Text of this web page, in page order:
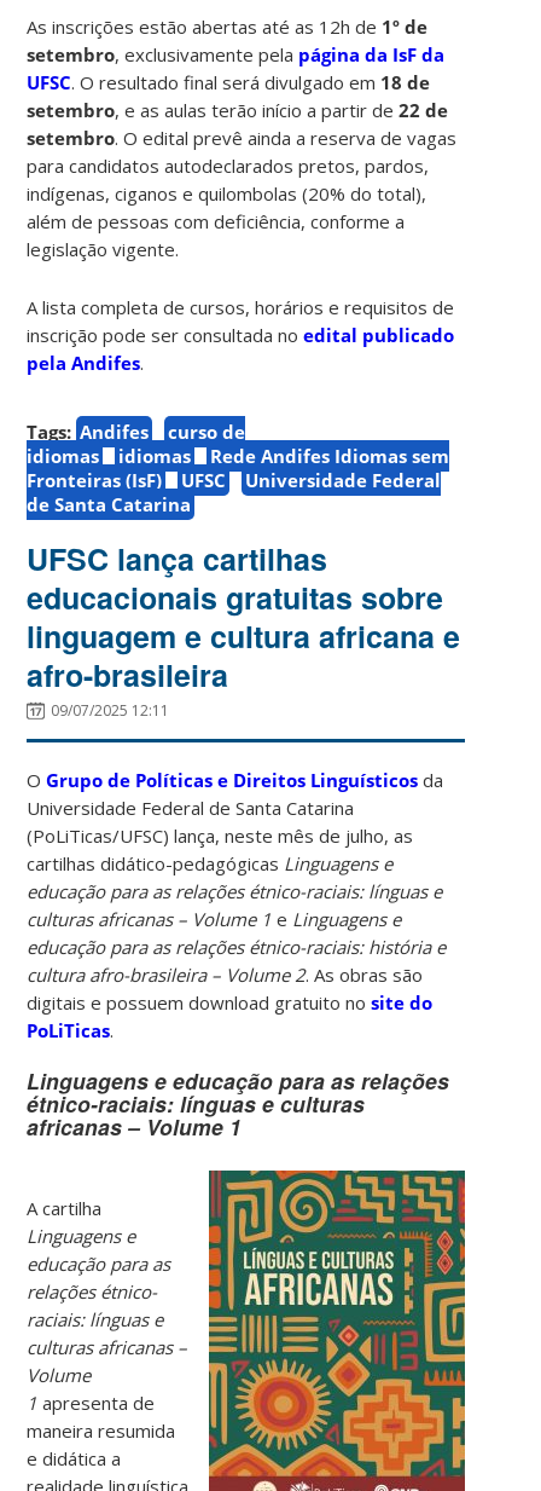
As inscrições estão abertas até as 12h de 1º de
setembro, exclusivamente pela página da IsF da
UFSC. O resultado final será divulgado em 18 de
setembro, e as aulas terão início a partir de22 de
setembro. O edital prevê ainda a reserva de vagas
para candidatos autodeclarados pretos, pardos,
indígenas, ciganos e quilombolas (20% do total),
além de pessoas com deficiência, conforme a
legislação vigente.
A lista completa de cursos, horários e requisitos de
inscrição pode ser consultada noedital publicado
pela Andifes.
Tags: Andifes
curso de
idiomas
idiomas
Rede Andifes Idiomas sem
Fronteiras (IsF)
UFSC
Universidade Federal
de Santa Catarina
UFSC lança cartilhas
educacionais gratuitas sobre
linguagem e cultura africana e
afro-brasileira
09/07/2025 12:11
OGrupo de Políticas e Direitos Linguísticos da
Universidade Federal de Santa Catarina
(PoLiTicas/UFSC) lança, neste mês de julho, as
cartilhas didático-pedagógicas Linguagens e
educação para as relações étnico-raciais: línguas e
culturas africanas – Volume 1e Linguagens e
educação para as relações étnico-raciais: história e
cultura afro-brasileira – Volume 2. As obras são
digitais e possuem download gratuito nosite do
PoLiTicas.
Linguagens e educação para as relações
étnico-raciais: línguas e culturas
africanas – Volume 1
A cartilha
Linguagens e
educação para as
relações étnico-
raciais: línguas e
culturas africanas –
Volume
1 apresenta de
maneira resumida
e didática a